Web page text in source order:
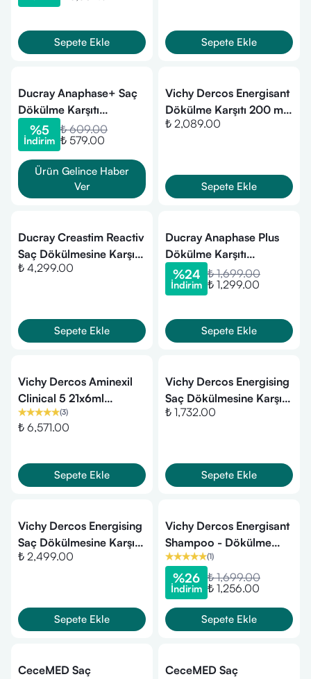
Sepete Ekle Sepete Ekle
Ducray Anaphase+ Saç
Dökülme Karşıtı
Şampuan 200 ml
%5
İndirim
₺ 609.00
₺ 579.00
Ürün Gelince Haber
Ver
Vichy Dercos Energisant
Dökülme Karşıtı 200 ml
Saç Kremi
₺ 2,089.00
Sepete Ekle
Ducray Creastim Reactiv
Saç Dökülmesine Karşı
Losyon 60 ml
₺ 4,299.00
Sepete Ekle
Ducray Anaphase Plus
Dökülme Karşıtı
Şampuan 400 ml
%24
İndirim
₺ 1,699.00
₺ 1,299.00
Sepete Ekle
Vichy Dercos Aminexil
Clinical 5 21x6ml
Kadınlar için Saç
Dökülmesine Karşı
(3)
₺ 6,571.00
Sepete Ekle
Vichy Dercos Energising
Saç Dökülmesine Karşı
Şampuan 200 ml
₺ 1,732.00
Sepete Ekle
Vichy Dercos Energising
Saç Dökülmesine Karşı
Şampuan 500 ml - Refill
₺ 2,499.00
Sepete Ekle
Vichy Dercos Energisant
Shampoo - Dökülme
Karşıtı Bakım Şampuanı
400ml
(1)
%26
İndirim
₺ 1,699.00
₺ 1,256.00
Sepete Ekle
CeceMED Saç
CeceMED Saç